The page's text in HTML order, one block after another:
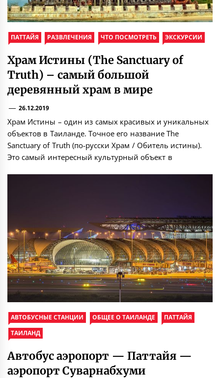
ПАТТАЙЯ РАЗВЛЕЧЕНИЯ ЧТО ПОСМОТРЕТЬ ЭКСКУРСИИ
Храм Истины (The Sanctuary of
Truth) – самый большой
деревянный храм в мире
26.12.2019
Храм Истины – один из самых красивых и уникальных
объектов в Таиланде. Точное его название The
Sanctuary of Truth (по-русски Храм / Обитель истины).
Это самый интересный культурный объект в
АВТОБУСНЫЕ СТАНЦИИ ОБЩЕЕ О ТАИЛАНДЕ
ПАТТАЙЯ
ТАИЛАНД
Автобус аэропорт — Паттайя —
аэропорт Суварнабхуми